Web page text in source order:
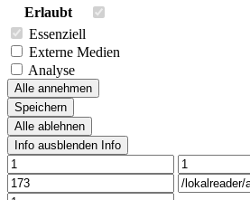
Erlaubt
Essenziell
Externe Medien
Analyse
Alle annehmen
Speichern
Alle ablehnen
Info ausblenden Info